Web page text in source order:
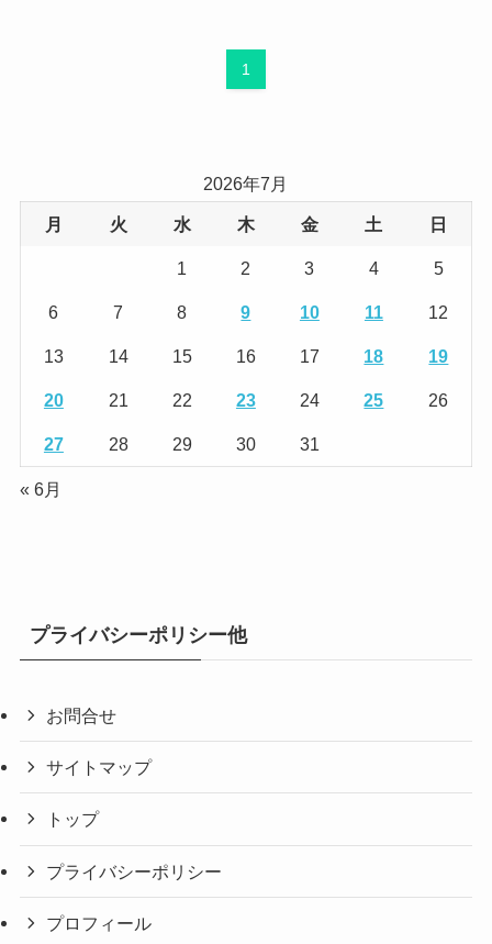
1
2026年7月
月 火 水 木 金 土 日
1 2 3 4 5
6 7 8 9 10 11 12
13 14 15 16 17 18 19
20 21 22 23 24 25 26
27 28 29 30 31
« 6月
プライバシーポリシー他
お問合せ
サイトマップ
トップ
プライバシーポリシー
プロフィール